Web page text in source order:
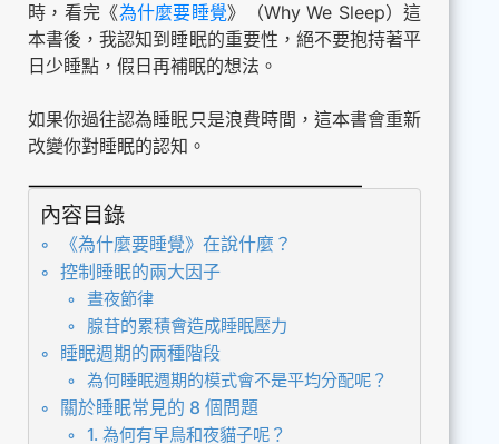
時，看完《為什麼要睡覺》（Why We Sleep）這
本書後，我認知到睡眠的重要性，絕不要抱持著平
日少睡點，假日再補眠的想法。
如果你過往認為睡眠只是浪費時間，這本書會重新
改變你對睡眠的認知。
內容目錄
《為什麼要睡覺》在說什麼？
控制睡眠的兩大因子
晝夜節律
腺苷的累積會造成睡眠壓力
睡眠週期的兩種階段
為何睡眠週期的模式會不是平均分配呢？
關於睡眠常見的 8 個問題
1. 為何有早鳥和夜貓子呢？